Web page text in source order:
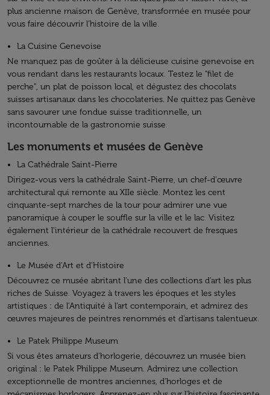
plus ancienne maison de Genève, transformée en musée pour
vous faire découvrir l'histoire de la ville.
La Cuisine Genevoise
Ne manquez pas de goûter à la délicieuse cuisine genevoise en
vous rendant dans les restaurants locaux. Testez le "filet de
perche", un plat de poisson local, et dégustez des chocolats
suisses artisanaux dans les chocolateries. Ne quittez pas Genève
sans savourer une fondue suisse traditionnelle, un
incontournable de la gastronomie suisse.
Les monuments et musées de Genève
La Cathédrale Saint-Pierre
Dirigez-vous vers la cathédrale Saint-Pierre, un chef-d'œuvre
architectural qui remonte au XIIe siècle. Montez les cent
cinquante-sept marches de la tour pour admirer une vue
panoramique à couper le souffle sur la ville et le lac. Visitez
également l'intérieur de la cathédrale recouvert de fresques
anciennes.
Le Musée d'Art et d'Histoire
Découvrez ce musée abritant l'une des collections d'art les plus
riches de Suisse. Voyagez à travers les époques et les styles
artistiques : de l'Antiquité à l'art contemporain, et admirez des
œuvres majeures de peintres renommés et d'artisans talentueux.
Le Patek Philippe Museum
Si vous êtes amateurs d'horlogerie, découvrez un musée bien
original : le Patek Philippe Museum. Admirez une collection
exceptionnelle de montres anciennes, d'horloges et de